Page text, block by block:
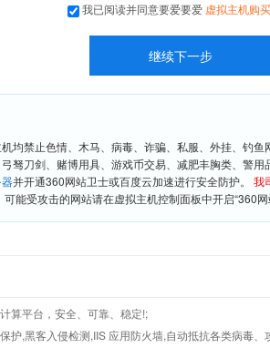
我已阅读并同意要爱要爱 虚拟主机购
均禁止色情、木马、病毒、诈骗、私服、外挂、钓
驽刀剑、赌博用具、游戏币交易、减肥丰胸类、警
并开通360网站卫士或百度云加速进行安全防护。 我
可能受攻击的网站请在虚拟主机控制面板中开启“360
算平台，安全、可靠、稳定!;
护,黑客入侵检测,IIS 应用防火墙,自动抵抗各类病毒、